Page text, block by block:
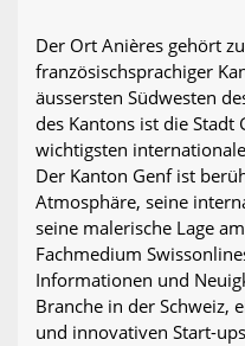
Der Ort Anières gehört
französischsprachiger
äussersten Südwesten
des Kantons ist die Stadt
wichtigsten
Der Kanton Genf ist
Atmosphäre, seine
seine malerische Lage
Fachmedium
Informationen und
Branche in der Schweiz,
und innovativen Start-